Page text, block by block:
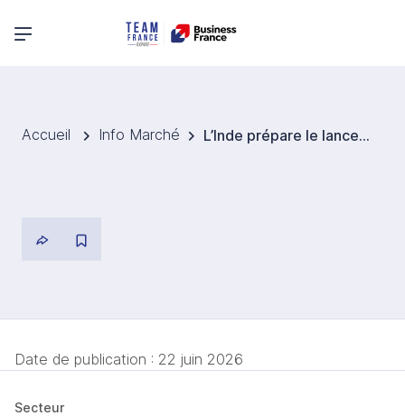
Menu principal
Accueil Info Marché L’Inde prépare le lancement de son premier train à hydrogène
Date de publication : 22 juin 2026
Secteur